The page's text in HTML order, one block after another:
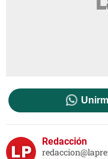
Redacción